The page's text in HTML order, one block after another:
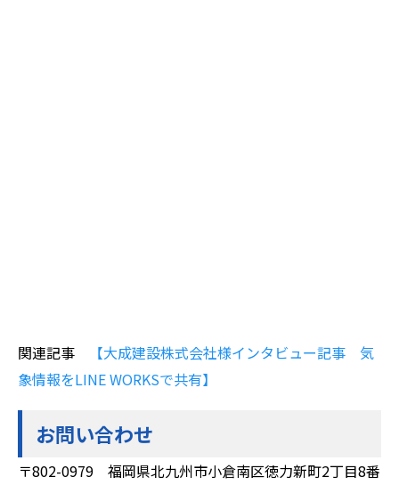
関連記事
【大成建設株式会社様インタビュー記事 気
象情報をLINE WORKSで共有】
お問い合わせ
〒802-0979 福岡県北九州市小倉南区徳力新町2丁目8番